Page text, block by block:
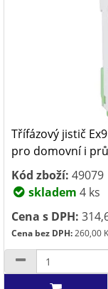
Třífázový jistič
pro domovní i
Kód zboží: 49079
skladem 4 ks
Cena s DPH:
Cena bez DPH:260,00